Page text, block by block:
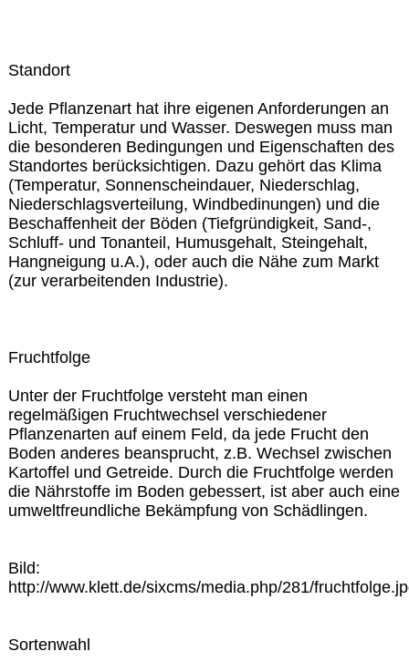
Standort
Jede Pflanzenart hat ihre eigenen Anforderungen an
Licht, Temperatur und Wasser. Deswegen muss man
die besonderen Bedingungen und Eigenschaften des
Standortes berücksichtigen. Dazu gehört das Klima
(Temperatur, Sonnenscheindauer, Niederschlag,
Niederschlagsverteilung, Windbedinungen) und die
Beschaffenheit der Böden (Tiefgründigkeit, Sand-,
Schluff- und Tonanteil, Humusgehalt, Steingehalt,
Hangneigung u.A.), oder auch die Nähe zum Markt
(zur verarbeitenden Industrie).
Fruchtfolge
Unter der Fruchtfolge versteht man einen
regelmäßigen Fruchtwechsel verschiedener
Pflanzenarten auf einem Feld, da jede Frucht den
Boden anderes beansprucht, z.B. Wechsel zwischen
Kartoffel und Getreide. Durch die Fruchtfolge werden
die Nährstoffe im Boden gebessert, ist aber auch eine
umweltfreundliche Bekämpfung von Schädlingen.
Bild:
http://www.klett.de/sixcms/media.php/281/
Sortenwahl